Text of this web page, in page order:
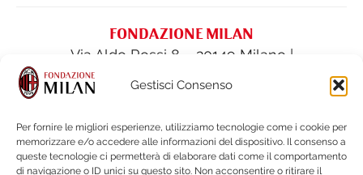
Gestisci Consenso
Per fornire le migliori esperienze, utilizziamo tecnologie come i cookie per
memorizzare e/o accedere alle informazioni del dispositivo. Il consenso a
queste tecnologie ci permetterà di elaborare dati come il comportamento
di navigazione o ID unici su questo sito. Non acconsentire o ritirare il
FONDAZIONE MILAN
Via Aldo Rossi 8 – 20149 Milano |
fondazione@acmilan.com
62284522
PRIVACY POLICY
COOKIE POLICY